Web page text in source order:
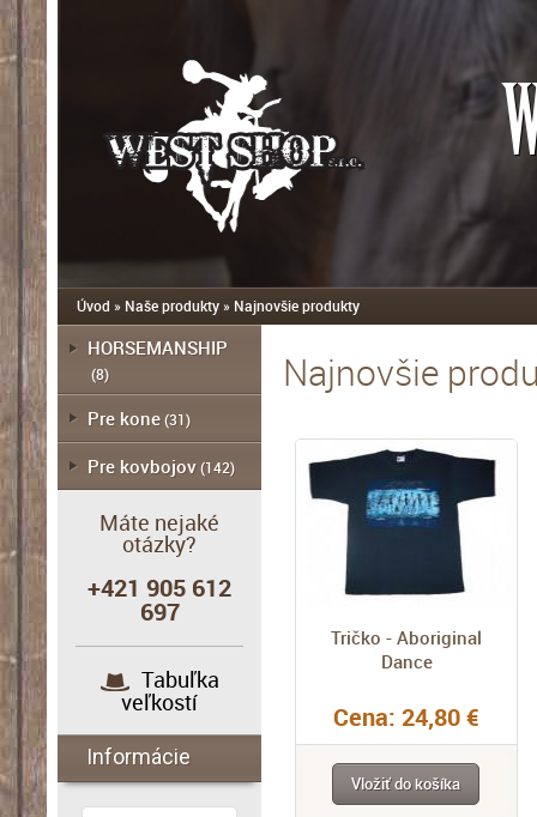
Úvod » Naše produkty» Najnovšie produkty
Najnovšie
Tričko - Aboriginal
Dance
Cena: 24,80 €
Vložiť do košíka
HORSEMANSHIP
(8)
Pre kone(31)
Pre kovbojov(142)
Máte nejaké
otázky?
+421 905 612
697
Tabuľka
veľkostí
Informácie